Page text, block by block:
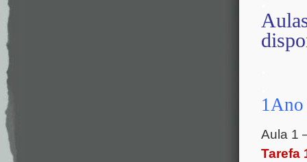
Aula 1
Tarefa